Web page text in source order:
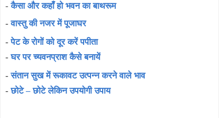
- कैसा और कहाँ हो भवन का बाथरूम
-वास्तु की नजर में पूजाघर
-पेट के रोगों को दूर करें पपीता
-घर पर च्यवनप्राश कैसे बनायें
-संतान सुख में रूकावट उत्पन्न करने वाले भाव
-छोटे – छोटे लेकिन उपयोगी उपाय